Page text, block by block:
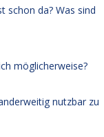
schon da? Was sind
möglicherweise?
nutzbar zu